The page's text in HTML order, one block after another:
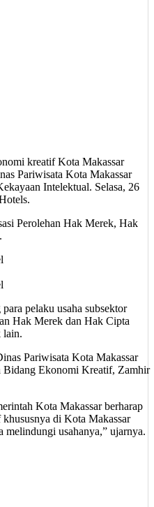
kreatif Kota Makassar
Pariwisata Kota Makassar
Intelektual. Selasa, 26
Perolehan Hak Merek, Hak
pelaku usaha subsektor
Hak Merek dan Hak Cipta
lain.
Pariwisata Kota Makassar
Ekonomi Kreatif, Zamhir
Kota Makassar berharap
di Kota Makassar
melindungi usahanya,” ujarnya.